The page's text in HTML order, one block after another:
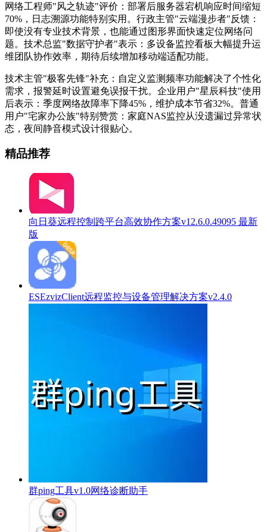
网络工程师"风之轨迹"评价：部署后服务器宕机响应时间缩短
70%，日志溯源功能特别实用。行政主管"云端漫步者"反馈：
即使没有专业技术背景，也能通过图形界面快速定位网络问
题。技术总监"数据守护者"表示：多设备监控看板大幅提升运
维团队协作效率，期待后续增加移动端适配功能。
技术主管"极客先锋"补充：自定义监测频率功能解决了个性化
需求，报警延时设置避免误报干扰。企业用户"星辰科技"使用
后表示：季度网络故障率下降45%，维护成本节省32%。普通
用户"宅家办公族"特别赞赏：家庭NAS监控从没遗漏过异常状
态，夜间静音模式设计很贴心。
精品推荐
向日葵远程控制跨平台高效协作方案v12.6.0.49095 最新
版
ESEzvizClient远程监控与设备管理解决方案v2.4.0
群ping工具v1.0网络诊断助手